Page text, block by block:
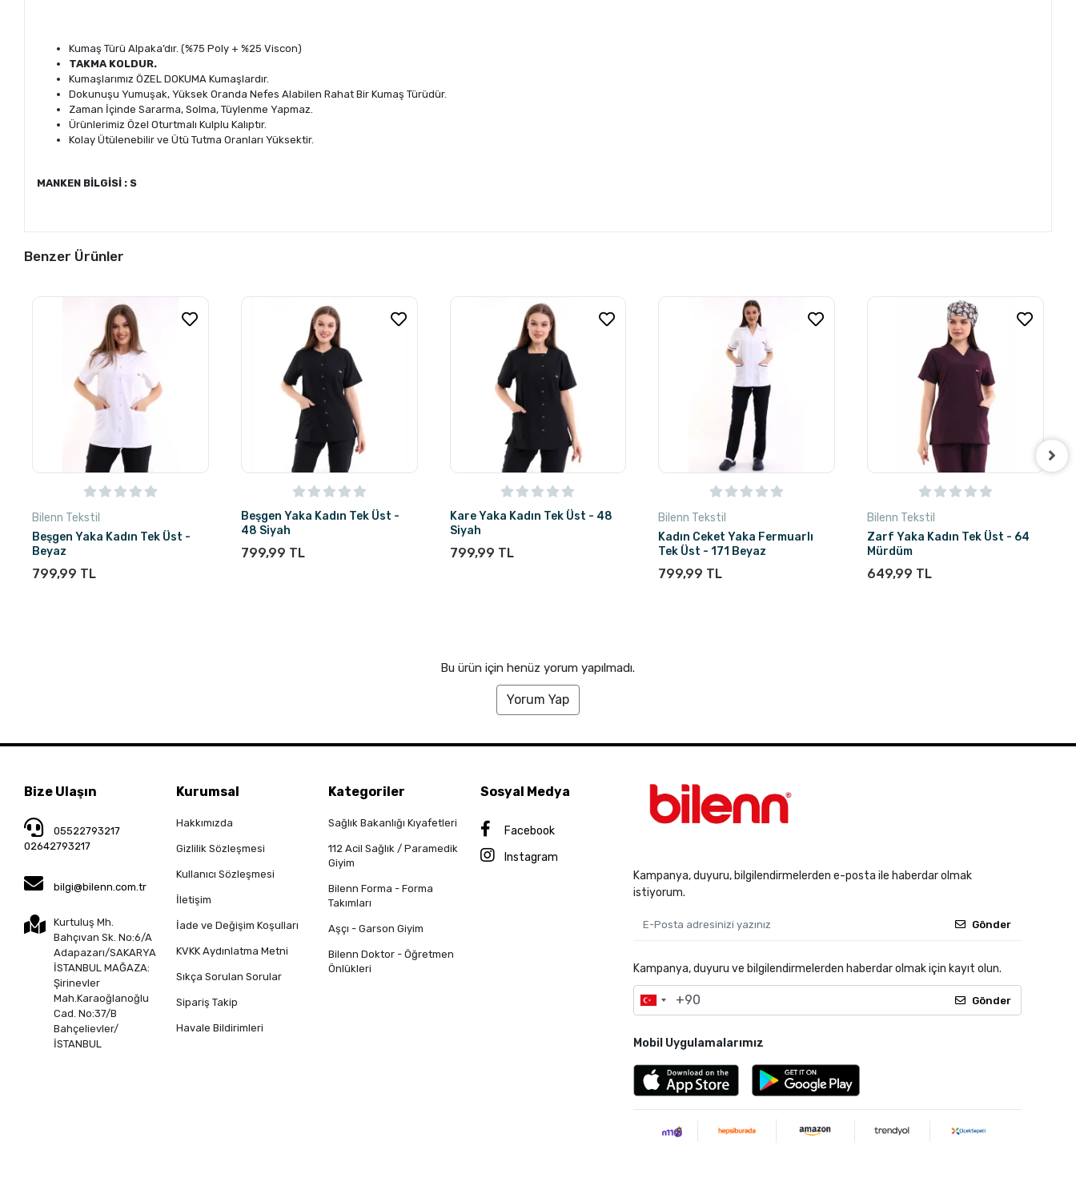
Kumaş Türü Alpaka’dır. (%75 Poly + %25 Viscon)
TAKMA KOLDUR.
Kumaşlarımız ÖZEL DOKUMA Kumaşlardır.
Dokunuşu Yumuşak, Yüksek Oranda Nefes Alabilen Rahat Bir Kumaş Türüdür.
Zaman İçinde Sararma, Solma, Tüylenme Yapmaz.
Ürünlerimiz Özel Oturtmalı Kulplu Kalıptır.
Kolay Ütülenebilir ve Ütü Tutma Oranları Yüksektir.
MANKEN BİLGİSİ : S
Benzer Ürünler
Bilenn Tekstil
Beşgen Yaka Kadın Tek Üst -
Beyaz
799,99 TL
Beşgen Yaka Kadın Tek Üst -
48 Siyah
799,99 TL
Kare Yaka Kadın Tek Üst - 48
Siyah
799,99 TL
Bilenn Tekstil
Kadın Ceket Yaka Fermuarlı
Tek Üst - 171 Beyaz
799,99 TL
Bilenn Tekstil
Zarf Yaka Kadın Tek Üst - 64
Mürdüm
649,99 TL
Bu ürün için henüz yorum yapılmadı.
Yorum Yap
Bize Ulaşın
05522793217
02642793217
bilgi@bilenn.com.tr
Kurtuluş Mh.
Bahçıvan Sk. No:6/A
Adapazarı/SAKARYA
İSTANBUL MAĞAZA:
Şirinevler
Mah.Karaoğlanoğlu
Cad. No:37/B
Bahçelievler/
İSTANBUL
Kurumsal
Hakkımızda
Gizlilik Sözleşmesi
Kullanıcı Sözleşmesi
İletişim
İade ve Değişim Koşulları
KVKK Aydınlatma Metni
Sıkça Sorulan Sorular
Sipariş Takip
Havale Bildirimleri
Kategoriler
Sağlık Bakanlığı Kıyafetleri
112 Acil Sağlık / Paramedik
Giyim
Bilenn Forma - Forma
Takımları
Aşçı - Garson Giyim
Bilenn Doktor - Öğretmen
Önlükleri
Sosyal Medya
Facebook
Instagram
Kampanya, duyuru, bilgilendirmelerden e-posta ile haberdar olmak
istiyorum.
Gönder
Kampanya, duyuru ve bilgilendirmelerden haberdar olmak için kayıt olun.
Gönder
Mobil Uygulamalarımız